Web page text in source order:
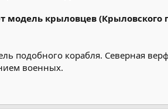
крыловцев (Крыловского
подобного корабля. Северная
военных.